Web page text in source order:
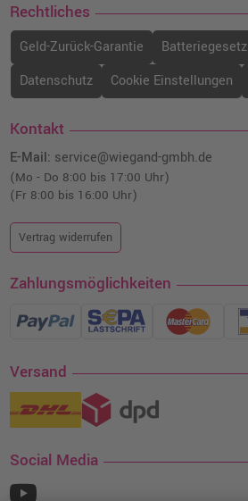
Rechtliches
Geld-Zurück-Garantie Batteriegesetz
Datenschutz
Cookie Einstellungen
Kontakt
E-Mail: service@wiegand-gmbh.de
(Mo - Do 8:00 bis 17:00 Uhr)
(Fr 8:00 bis 16:00 Uhr)
Vertrag widerrufen
Zahlungsmöglichkeiten
Versand
Social Media